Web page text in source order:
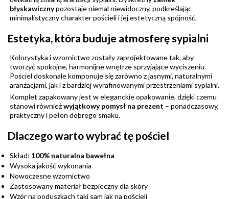
błyskawicznypozostaje niemal niewidoczny, podkreślając
minimalistyczny charakter pościeli i jej estetyczną spójność.
Estetyka, która buduje atmosferę sypialni
Kolorystyka i wzornictwo zostały zaprojektowane tak, aby
tworzyć spokojne, harmonijne wnętrze sprzyjające wyciszeniu.
Pościel doskonale komponuje się zarówno z jasnymi, naturalnymi
aranżacjami, jak i z bardziej wyrafinowanymi przestrzeniami sypialni.
Komplet zapakowany jest w eleganckie opakowanie, dzięki czemu
stanowi równieżwyjątkowy pomysł na prezent – ponadczasowy,
praktyczny i pełen dobrego smaku.
Dlaczego warto wybrać tę pościel
Skład: 100% naturalna bawełna
Wysoka jakość wykonania
Nowoczesne wzornictwo
Zastosowany materiał bezpieczny dla skóry
Wzór na poduszkach taki sam jak na pościeli